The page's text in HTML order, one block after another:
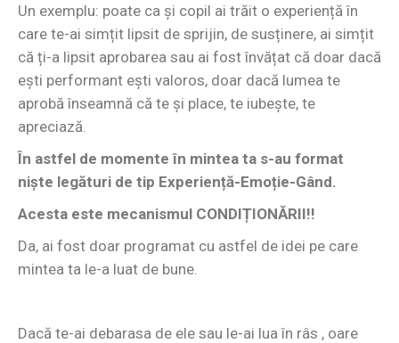
Un exemplu: poate ca și copil ai trăit o experiență în
care te-ai simțit lipsit de sprijin, de susținere, ai simțit
că ți-a lipsit aprobarea sau ai fost învățat că doar dacă
ești performant ești valoros, doar dacă lumea te
aprobă înseamnă că te și place, te iubește, te
apreciază.
În astfel de momente în mintea ta s-au format
niște legături de tip Experiență-Emoție-Gând.
Acesta este mecanismul CONDIȚIONĂRII!!
Da, ai fost doar programat cu astfel de idei pe care
mintea ta le-a luat de bune.
Dacă te-ai debarasa de ele sau le-ai lua în râs , oare